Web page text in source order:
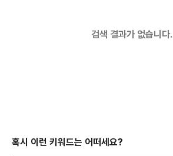
검색 결과가 없습니다.
혹시 이런 키워드는 어떠세요?